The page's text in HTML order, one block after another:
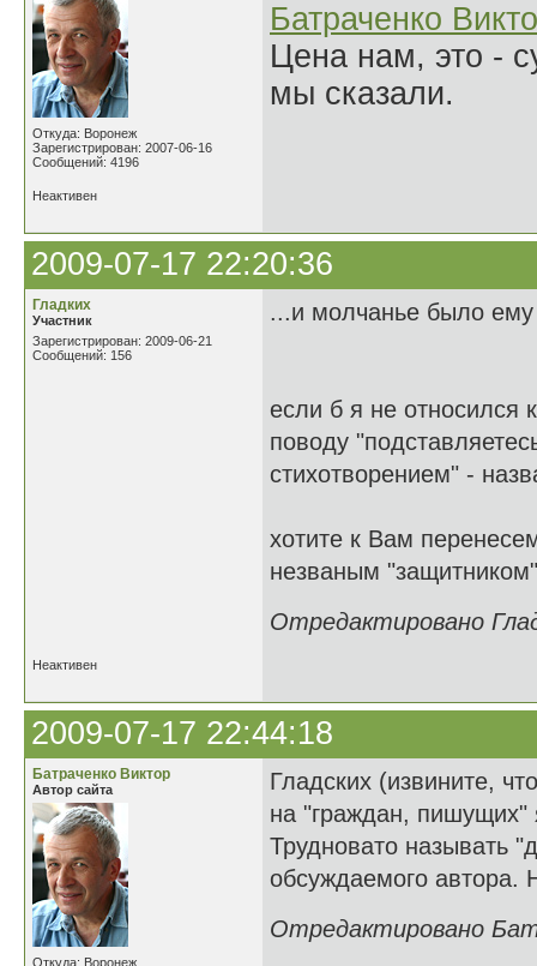
Откуда: Воронеж
Зарегистрирован: 2007-06-16
Сообщений: 4196
Батраченко
Цена нам, это -
мы сказали.
Неактивен
2009-07-17 22:20:36
Гладких
Участник
Зарегистрирован: 2009-06-21
Сообщений: 156
...и молчанье было ему
если б я не
поводу
стихотворением" -
хотите к Вам
незваным
Отредактировано
Неактивен
2009-07-17 22:44:18
Батраченко Виктор
Автор сайта
Откуда: Воронеж
Гладских (извините,
на "граждан, пишущих"
Трудновато называть
обсуждаемого автора.
Отредактировано